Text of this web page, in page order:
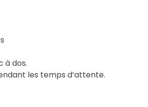
à dos.
les temps d’attente.